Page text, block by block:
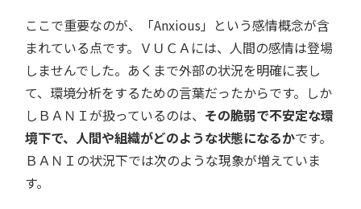
ここで重要なのが、「Anxious」という感情概念が含
まれている点です。ＶＵＣＡには、人間の感情は登場
しませんでした。あくまで外部の状況を明確に表し
て、環境分析をするための言葉だったからです。しか
しＢＡＮＩが扱っているのは、 その脆弱で不安定な環
境下で、人間や組織がどのような状態になるかです。
ＢＡＮＩの状況下では次のような現象が増えていま
す。